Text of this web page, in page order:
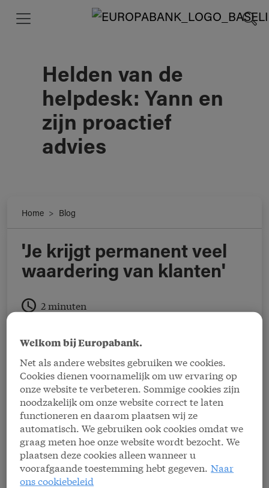
Helden van de
helpdesk: Yann en
zijn proactief
advies
Home Blog
Helden van de helpdesk: Yann en zijn proactief advies
'Je krijgt permanent veel
waardering van klanten'
2 minuten
Yann is binnenkort drie jaar aan de slag op de
Daarvoor werkte hij bij een grote
betaalterminalleverancier. Die ervaring weet
Yann goed in te zetten op de helpdesk, maar
vooral waardeert hij het grote verschil met zijn
vroegere job in een callcenter.
Welkom bij Europabank.
Net als andere websites gebruiken we cookies.
Cookies dienen voornamelijk om uw ervaring op
onze website te verbeteren. Sommige cookies zijn
noodzakelijk om onze website correct te laten
functioneren en daarom plaatsen wij ze
automatisch. We gebruiken ook cookies omdat we
graag meten hoe onze website wordt bezocht. We
plaatsen deze cookies alleen wanneer u
voorafgaande toestemming hebt gegeven. Naar
ons cookiebeleid